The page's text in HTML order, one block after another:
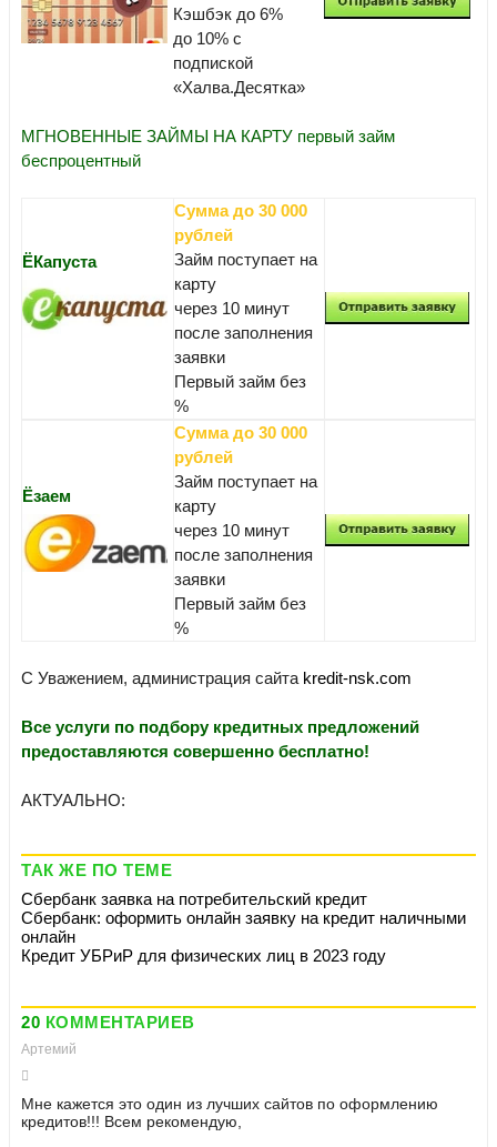
Кэшбэк до 6%
до 10% с
подпиской
«Халва.Десятка»
МГНОВЕННЫЕ ЗАЙМЫ НА КАРТУ первый займ
беспроцентный
ЁКапуста
Сумма до 30 000
рублей
Займ поступает на
карту
через 10 минут
после заполнения
заявки
Первый займ без
%
Ёзаем
Сумма до 30 000
рублей
Займ поступает на
карту
через 10 минут
после заполнения
заявки
Первый займ без
%
С Уважением, администрация сайта kredit-nsk.com
Все услуги по подбору кредитных предложений
предоставляются совершенно бесплатно!
АКТУАЛЬНО:
ТАК ЖЕ ПО ТЕМЕ
Сбербанк заявка на потребительский кредит
Сбербанк: оформить онлайн заявку на кредит наличными
онлайн
Кредит УБРиР для физических лиц в 2023 году
20 КОММЕНТАРИЕВ
Артемий
Мне кажется это один из лучших сайтов по оформлению
кредитов!!! Всем рекомендую,